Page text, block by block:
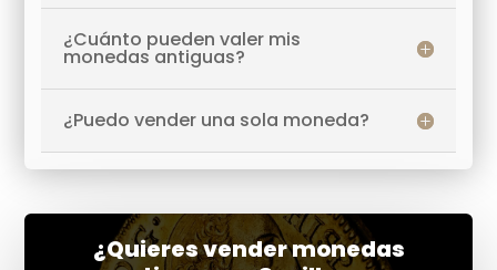
¿Cuánto pueden valer mis
monedas antiguas?
¿Puedo vender una sola moneda?
¿Quieres vender monedas